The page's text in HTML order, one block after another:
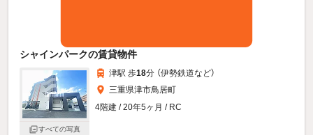
シャインパークの賃貸物件
すべての写真
津駅 歩18分 （伊勢鉄道など）
三重県津市鳥居町
4階建 / 20年5ヶ月 / RC